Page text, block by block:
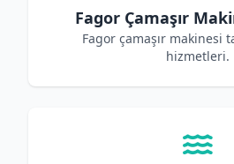
Fagor Çamaşır
Fagor çamaşır makinesi
hizmetleri.